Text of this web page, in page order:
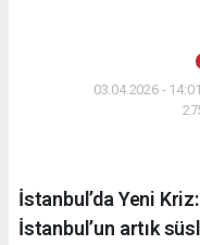
03.04.2026 -
İstanbul’da Yeni
İstanbul’un artık